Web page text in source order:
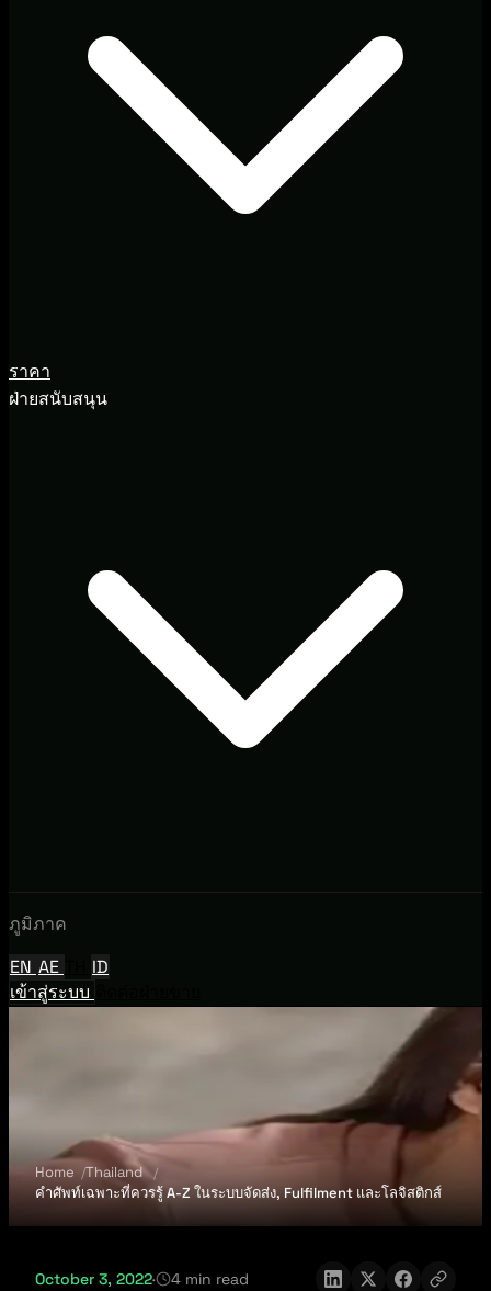
ราคา
ฝ่ายสนับสนุน
ภูมิภาค
EN AE
ID
เข้าสู่ระบบ
Home
Thailand
คำศัพท์เฉพาะที่ควรรู้ A-Z ในระบบจัดส่ง, Fulfilment และโลจิสติกส์
October 3, 2022· 4 min read